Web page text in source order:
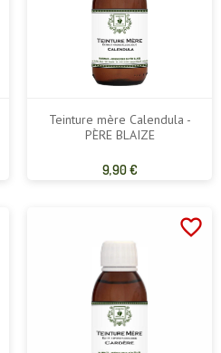
Teinture mère Calendula -
PÈRE BLAIZE
Prix
9,90 €
favorite_border